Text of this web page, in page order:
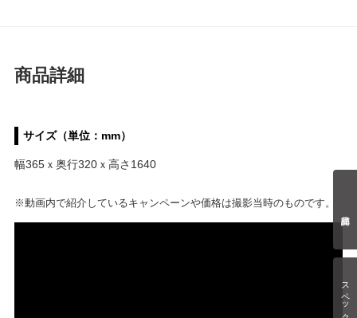
スペック情報
商品詳細
サイズ（単位：mm）
幅365ｘ奥行320ｘ高さ1640
※動画内で紹介しているキャンペーンや価格は撮影当時のものです。